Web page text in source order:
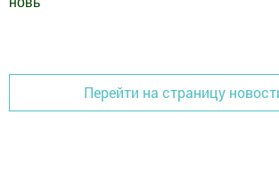
Перейти на страницу